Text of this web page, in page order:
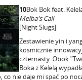
10Bok Bok feat.
Melba's Call
[Night Slugs]
Zestawienie yin i
kosmicznie
czternasty. Obok
Boka z Kelelą
co nie daje mi spać po